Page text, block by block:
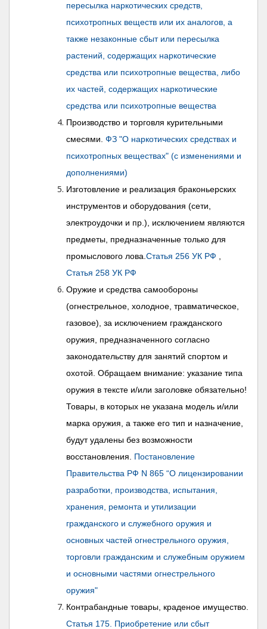
пересылка наркотических средств,
психотропных веществ или их аналогов, а
также незаконные сбыт или пересылка
растений, содержащих наркотические
средства или психотропные вещества, либо
их частей, содержащих наркотические
средства или психотропные вещества
Производство и торговля курительными
смесями. ФЗ "О наркотических средствах и
психотропных веществах" (с изменениями и
дополнениями)
Изготовление и реализация браконьерских
инструментов и оборудования (сети,
электроудочки и пр.), исключением являются
предметы, предназначенные только для
промыслового лова. Статья 256 УК РФ
Статья 258 УК РФ
Оружие и средства самообороны
(огнестрельное, холодное, травматическое,
газовое), за исключением гражданского
оружия, предназначенного согласно
законодательству для занятий спортом и
охотой. Обращаем внимание: указание типа
оружия в тексте и/или заголовке обязательно!
Товары, в которых не указана модель и/или
марка оружия, а также его тип и назначение,
будут удалены без возможности
восстановления.
Постановление
Правительства РФ N 865 “О лицензировании
разработки, производства, испытания,
хранения, ремонта и утилизации
гражданского и служебного оружия и
основных частей огнестрельного оружия,
торговли гражданским и служебным оружием
и основными частями огнестрельного
оружия"
Контрабандные товары, краденое имущество.
Статья 175. Приобретение или сбыт